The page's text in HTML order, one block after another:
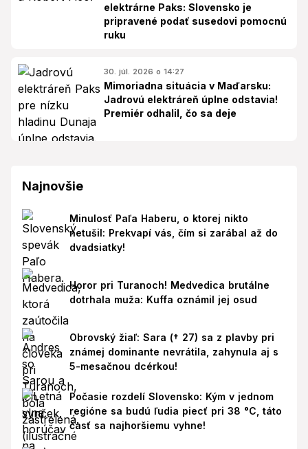
elektrárne Paks: Slovensko je
pripravené podať susedovi pomocnú
ruku
30. júl. 2026 o 14:27
Mimoriadna situácia v Maďarsku:
Jadrovú elektráreň úplne odstavia!
Premiér odhalil, čo sa deje
Najnovšie
Minulosť Paľa Haberu, o ktorej nikto
netušil: Prekvapí vás, čím si zarábal až do
dvadsiatky!
Horor pri Turanoch! Medvedica brutálne
dotrhala muža: Kuffa oznámil jej osud
Obrovský žiaľ: Sara († 27) sa z plavby pri
známej dominante nevrátila, zahynula aj s
5-mesačnou dcérkou!
Počasie rozdelí Slovensko: Kým v jednom
regióne sa budú ľudia piecť pri 38 °C, táto
časť sa najhoršiemu vyhne!